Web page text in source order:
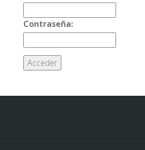
Contraseña: